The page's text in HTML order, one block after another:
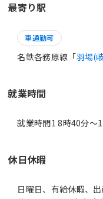
最寄り駅
車通勤可
名鉄各務原線「羽場(
就業時間
就業時間1 8時40分〜
休日休暇
日曜日、有給休暇、